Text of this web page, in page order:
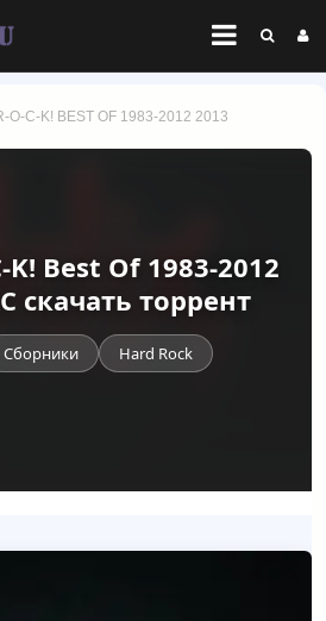
O-C-K! BEST OF 1983-2012 2013
K! Best Of 1983-2012
скачать торрент
Сборники Hard Rock